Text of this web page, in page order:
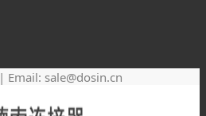
| Email: sale@dosin.cn